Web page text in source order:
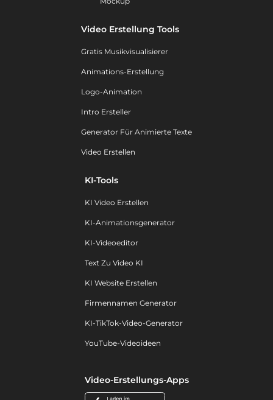
Video Erstellung Tools
Gratis Musikvisualisierer
Animations-Erstellung
Logo-Animation
Intro Ersteller
Generator Für Animierte Texte
Video Erstellen
KI-Tools
KI Video Erstellen
KI-Animationsgenerator
KI-Videoeditor
Text Zu Video KI
KI Website Erstellen
Firmennamen Generator
KI-TikTok-Video-Generator
YouTube-Videoideen
Video-Erstellungs-Apps